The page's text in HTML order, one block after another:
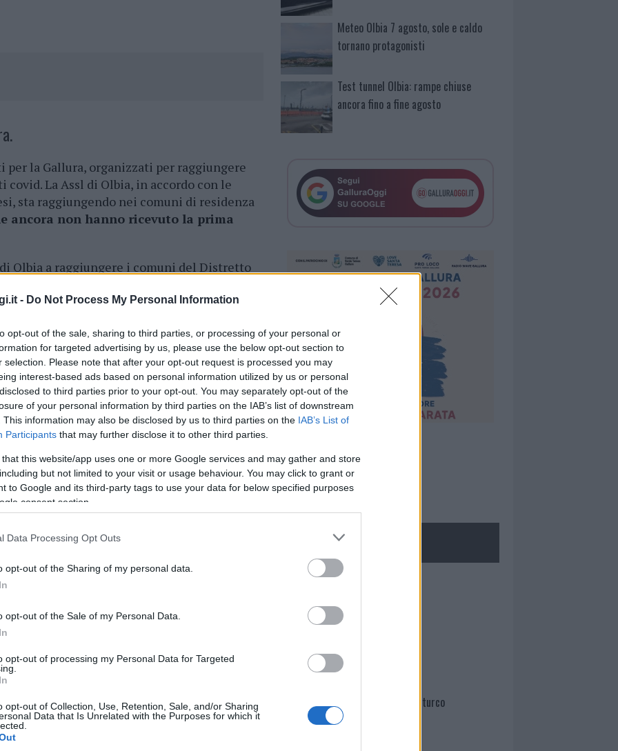
- Do Not Process My Personal Information
opt-out of the sale, sharing to third parties, or processing of your personal or
for targeted advertising by us, please use the below opt-out section to
selection. Please note that after your opt-out request is processed you may
interest-based ads based on personal information utilized by us or personal
to third parties prior to your opt-out. You may separately opt-out of the
of your personal information by third parties on the IAB’s list of downstream
This information may also be disclosed by us to third parties on the IAB’s List of
Participants that may further disclose it to other third parties.
that this website/app uses one or more Google services and may gather and store
but not limited to your visit or usage behaviour. You may click to grant or
to Google and its third-party tags to use your data for below specified purposes
consent section.
Data Processing Opt Outs
opt-out of the Sharing of my personal data.
opt-out of the Sale of my Personal Data.
opt-out of processing my Personal Data for Targeted
opt-out of Collection, Use, Retention, Sale, and/or Sharing
Data that Is Unrelated with the Purposes for which it
la Gallura, organizzati per raggiungere
La Assl di Olbia, in accordo con le
sta raggiungendo nei comuni di residenza
ancora non hanno ricevuto la prima
Olbia a raggiungere i comuni del Distretto
della Pfizer e i punti mobili saranno attivi
la somministrazionenon è necessaria
documento di identità, tessera sanitaria e
i 17 annidevono essere accompagnati da
del genitore mancante.Oggi gli open day
e Santa Teresa, mentredomani 7
e Berchidda. L’8 ottobrei punti mobili
proseguiranno a Sant’Antonio di Gallura,
dopoa Loiri Porto San Paolo e Telti.
vaccinale ha ripreso la sua regolare
della Palazzina Comando di
l’orario dell’appuntamento e presentarsi
informato stampato e firmato.
cliccandoqui
nella sezione
Meteo Olbia 7 agosto, sole e caldo
tornano protagonisti
Test tunnel Olbia: rampe chiuse
ancora fino a fine agosto
NECROLOGIE
Martina Agostina Diturco